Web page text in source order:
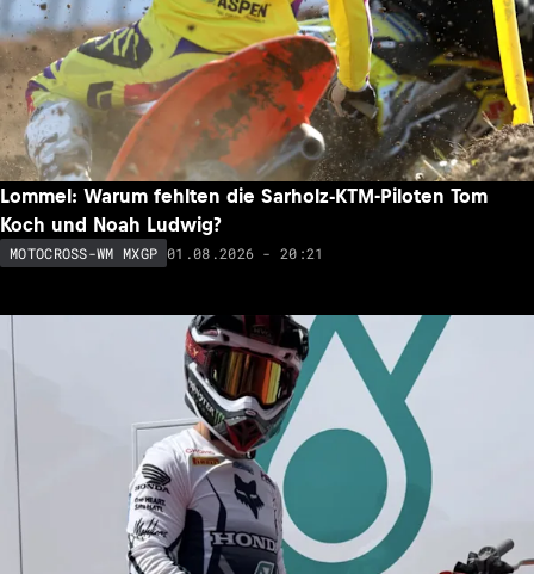
Lommel: Warum fehlten die Sarholz-KTM-Piloten Tom
Koch und Noah Ludwig?
MOTOCROSS-WM MXGP 01.08.2026 - 20:21